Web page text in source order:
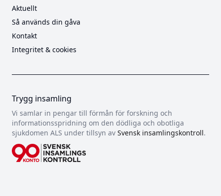
Aktuellt
Så används din gåva
Kontakt
Integritet & cookies
Trygg insamling
Vi samlar in pengar till förmån för forskning och
informationsspridning om den dödliga och obotliga
sjukdomen ALS under tillsyn av Svensk insamlingskontroll.